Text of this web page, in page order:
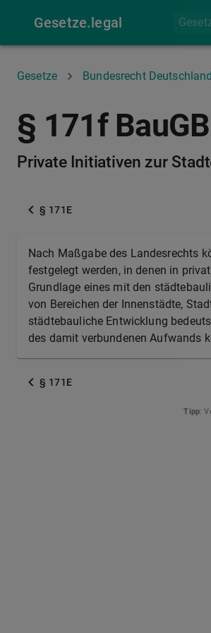
Gesetze.legal
Gesetze Bundesrecht Deutschland
§ 171f BauGB
Private Initiativen zur
§ 171E
Nach Maßgabe des Landesrechts
festgelegt werden, in denen in
Grundlage eines mit den
von Bereichen der Innenstädte,
städtebauliche Entwicklung
des damit verbundenen Aufwands
§ 171E
Tipp: